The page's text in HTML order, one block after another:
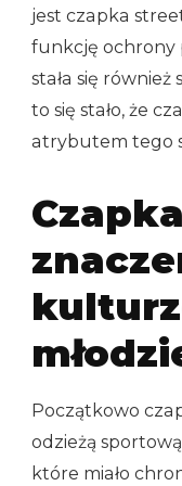
jest czapka
funkcję ochrony
stała się
to się stało, że
atrybutem tego
Początkowo
odzieżą
które miało